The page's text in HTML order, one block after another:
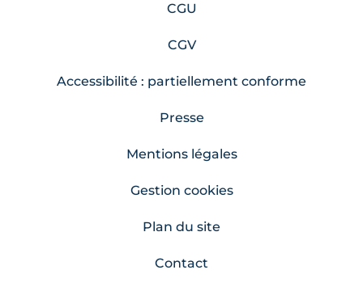
CGU
CGV
Accessibilité : partiellement conforme
Presse
Mentions légales
Gestion cookies
Plan du site
Contact